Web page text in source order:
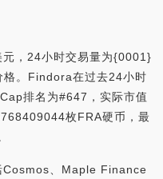
，24小时交易量为{0001}
格。Findora在过去24小时
排名为#647，实际市值
枚FRA硬币，最
Cosmos、Maple Finance